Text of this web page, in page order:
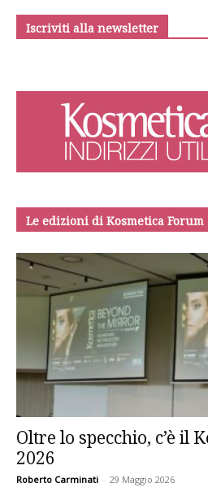
Iscriviti alla newsletter
Le edizioni di Kosmetica Forum
Oltre lo specchio, c’è il
2026
Roberto Carminati - 29 Maggio 2026